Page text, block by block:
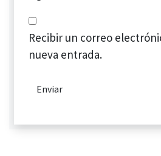
Recibir un correo
nueva entrada.